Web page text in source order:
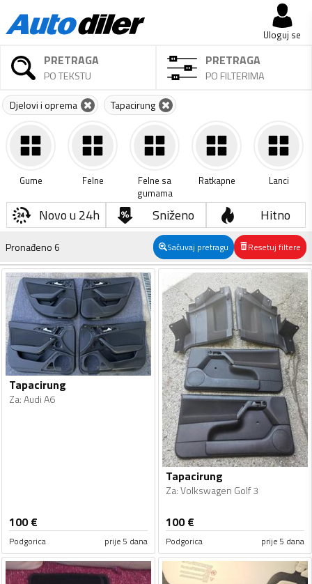
Uloguj se
PRETRAGA
PO TEKSTU
PRETRAGA
PO FILTERIMA
Djelovi i oprema Tapacirung
Gume Felne
Felne sa
gumama
Ratkapne Lanci
Novo u 24h Sniženo Hitno
Pronađeno6 Sačuvaj pretragu Resetuj filtere
Tapacirung
Za:Audi A6
100€
Podgorica prije 5 dana
Tapacirung
Za:Volkswagen Golf 3
100€
Podgorica prije 5 dana